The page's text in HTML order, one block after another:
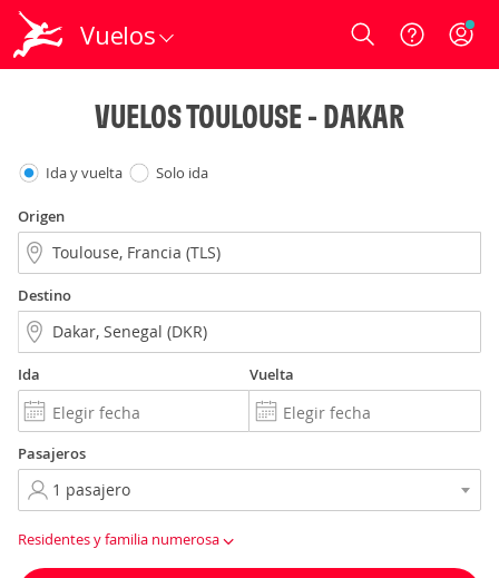
Vuelos Login
VUELOS TOULOUSE - DAKAR
Ida y vuelta Solo ida
Origen
Destino
Ida Vuelta
Pasajeros
Residentes y familia numerosa